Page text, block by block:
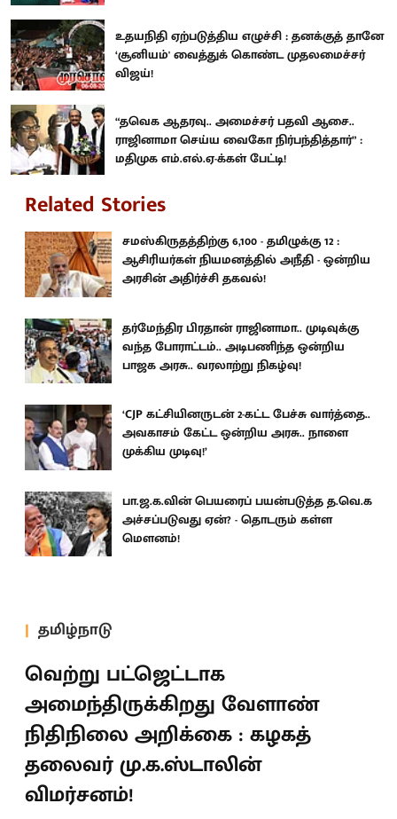
உதயநிதி ஏற்படுத்திய எழுச்சி : தனக்குத் தானே
‘சூனியம்' வைத்துக் கொண்ட முதலமைச்சர்
விஜய்!
“தவெக ஆதரவு.. அமைச்சர் பதவி ஆசை..
ராஜினாமா செய்ய வைகோ நிர்பந்தித்தார்” :
மதிமுக எம்.எல்.ஏ-க்கள் பேட்டி!
Related Stories
சமஸ்கிருதத்திற்கு 6,100 - தமிழுக்கு 12 :
ஆசிரியர்கள் நியமனத்தில் அநீதி - ஒன்றிய
அரசின் அதிர்ச்சி தகவல்!
தர்மேந்திர பிரதான் ராஜினாமா.. முடிவுக்கு
வந்த போராட்டம்.. அடிபணிந்த ஒன்றிய
பாஜக அரசு.. வரலாற்று நிகழ்வு!
‘CJP கட்சியினருடன் 2-கட்ட பேச்சு வார்த்தை..
அவகாசம் கேட்ட ஒன்றிய அரசு.. நாளை
முக்கிய முடிவு!’
பா.ஜ.க.வின் பெயரைப் பயன்படுத்த த.வெ.க
அச்சப்படுவது ஏன்? - தொடரும் கள்ள
மெளனம்!
தமிழ்நாடு
வெற்று பட்ஜெட்டாக
அமைந்திருக்கிறது வேளாண்
நிதிநிலை அறிக்கை : கழகத்
தலைவர் மு.க.ஸ்டாலின்
விமர்சனம்!